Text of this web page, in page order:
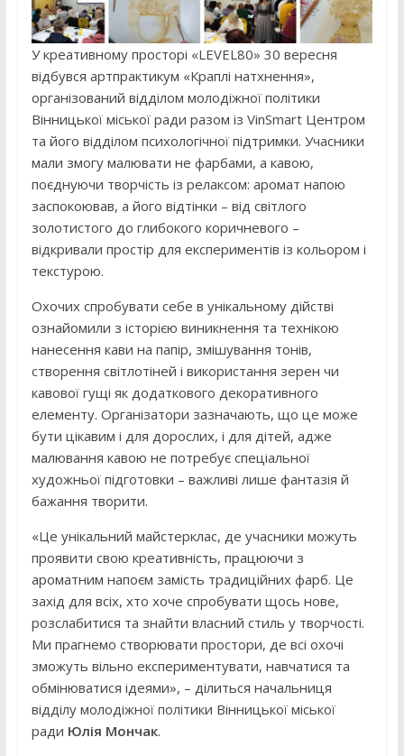
У креативному просторі «LEVEL80» 30 вересня
відбувся артпрактикум «Краплі натхнення»,
організований відділом молодіжної політики
Вінницької міської ради разом із VinSmart Центром
та його відділом психологічної підтримки. Учасники
мали змогу малювати не фарбами, а кавою,
поєднуючи творчість із релаксом: аромат напою
заспокоював, а його відтінки – від світлого
золотистого до глибокого коричневого –
відкривали простір для експериментів із кольором і
текстурою.
Охочих спробувати себе в унікальному дійстві
ознайомили з історією виникнення та технікою
нанесення кави на папір, змішування тонів,
створення світлотіней і використання зерен чи
кавової гущі як додаткового декоративного
елементу. Організатори зазначають, що це може
бути цікавим і для дорослих, і для дітей, адже
малювання кавою не потребує спеціальної
художньої підготовки – важливі лише фантазія й
бажання творити.
«Це унікальний майстерклас, де учасники можуть
проявити свою креативність, працюючи з
ароматним напоєм замість традиційних фарб. Це
захід для всіх, хто хоче спробувати щось нове,
розслабитися та знайти власний стиль у творчості.
Ми прагнемо створювати простори, де всі охочі
зможуть вільно експериментувати, навчатися та
обмінюватися ідеями», – ділиться начальниця
відділу молодіжної політики Вінницької міської
ради Юлія Мончак.